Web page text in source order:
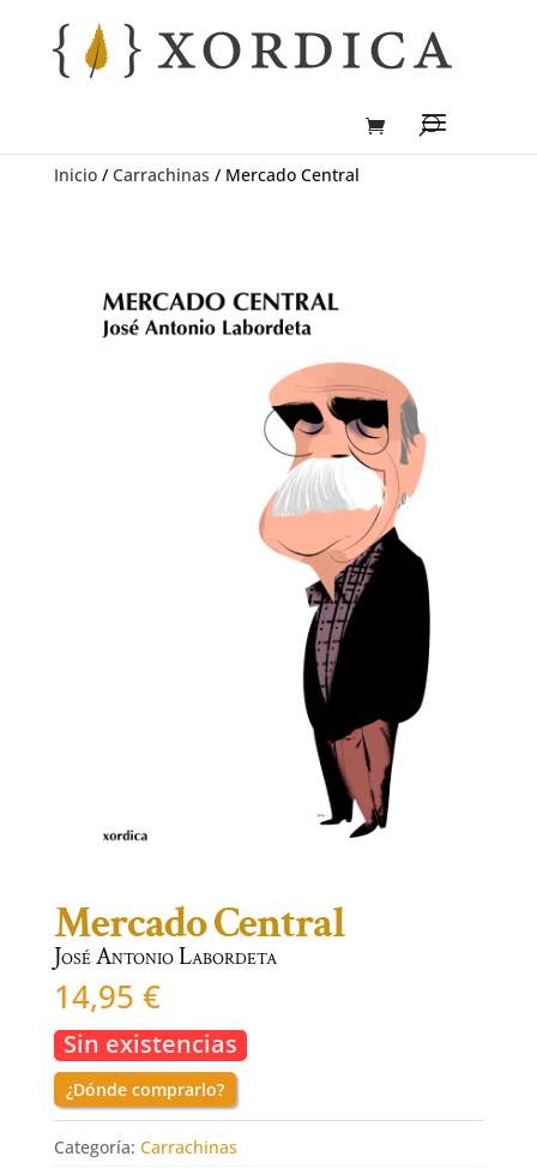
Inicio/ Carrachinas / Mercado Central
Mercado Central
José Antonio Labordeta
14,95 €
¿Dónde comprarlo?
Sin existencias
Categoría: Carrachinas